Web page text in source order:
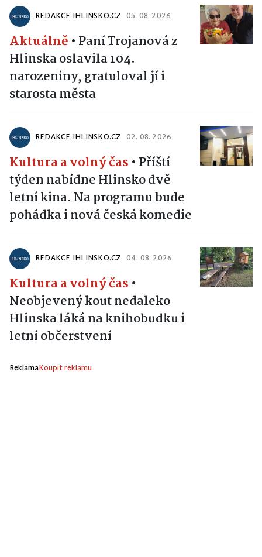
REDAKCE IHLINSKO.CZ 05. 08. 2026
Aktuálně • Paní Trojanová z
Hlinska oslavila 104.
narozeniny, gratuloval jí i
starosta města
REDAKCE IHLINSKO.CZ 02. 08. 2026
Kultura a volný čas • Příští
týden nabídne Hlinsko dvě
letní kina. Na programu bude
pohádka i nová česká komedie
REDAKCE IHLINSKO.CZ 04. 08. 2026
Kultura a volný čas •
Neobjevený kout nedaleko
Hlinska láká na knihobudku i
letní občerstvení
ReklamaKoupit reklamu